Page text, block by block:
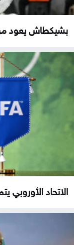
بشيكطاش يعود
الاتحاد